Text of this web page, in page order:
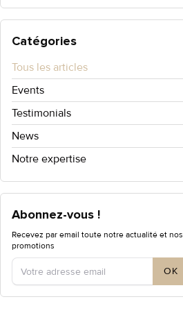
Catégories
Tous les articles
Events
Testimonials
News
Notre expertise
Abonnez-vous !
Type de compte
Recevez par email toute notre actualité et nos
promotions
OK